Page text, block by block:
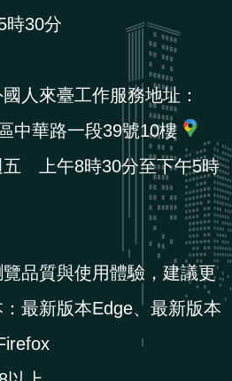
時30分
人來臺工作服務地址：
中華路一段39號10樓
五 上午8時30分至下午5時
品質與使用體驗，建議更
最新版本Edge、最新版本